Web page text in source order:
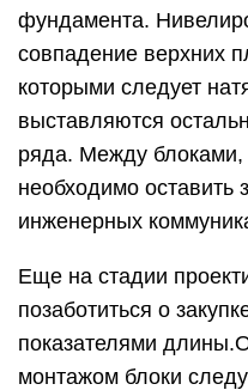
фундамента.
совпадение верхних
которыми следует
выставляются
ряда. Между блоками,
необходимо оставить
инженерных
Еще на стадии
позаботиться о
показателями
монтажом блоки